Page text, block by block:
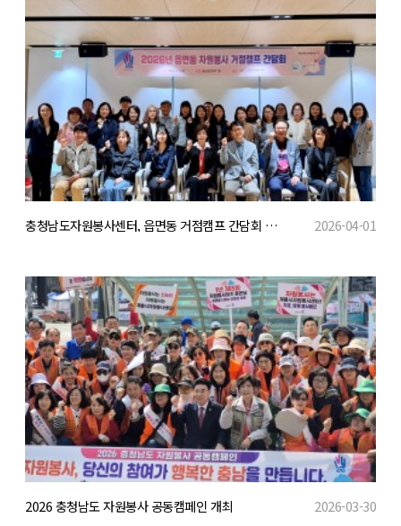
충청남도자원봉사센터, 읍면동 거점캠프 간담회 개최 2026-04-01
2026 충청남도 자원봉사 공동캠페인 개최 2026-03-30